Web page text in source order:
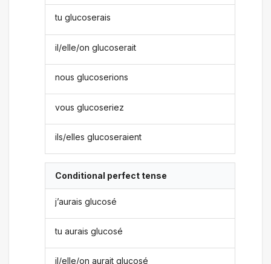
tu glucoserais
il/elle/on glucoserait
nous glucoserions
vous glucoseriez
ils/elles glucoseraient
Conditional perfect tense
j’aurais glucosé
tu aurais glucosé
il/elle/on aurait glucosé